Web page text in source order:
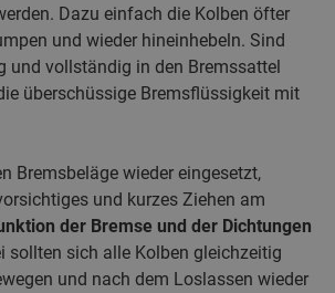
Dazu einfach die Kolben öfter
und wieder hineinhebeln. Sind
und vollständig in den Bremssattel
überschüssige Bremsflüssigkeit mit
Bremsbeläge wieder eingesetzt,
und kurzes Ziehen am
der Bremse und der Dichtungen
sollten sich alle Kolben gleichzeitig
und nach dem Loslassen wieder